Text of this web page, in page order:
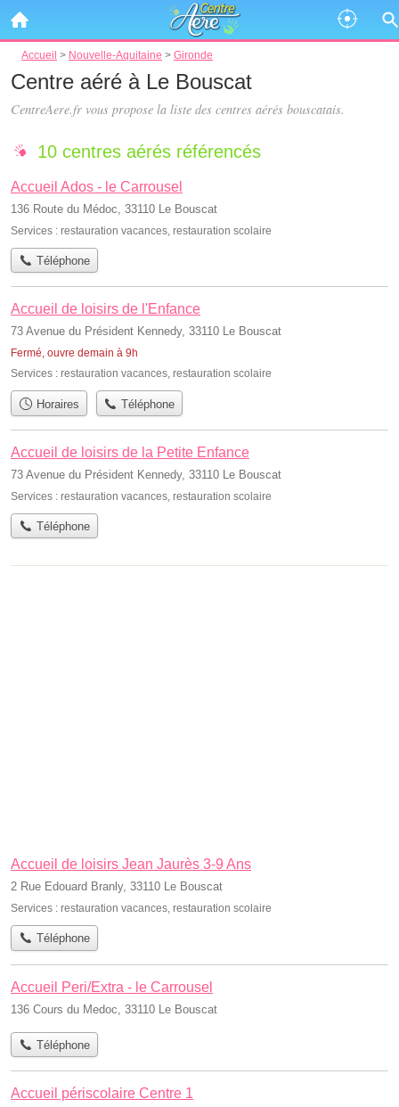
Accueil > Nouvelle-Aquitaine > Gironde
Centre aéré à Le Bouscat
CentreAere.fr vous propose la liste des centres aérés bouscatais.
10 centres aérés référencés
Accueil Ados - le Carrousel
136 Route du Médoc, 33110 Le Bouscat
Services : restauration vacances, restauration scolaire
Téléphone
Accueil de loisirs de l'Enfance
73 Avenue du Président Kennedy, 33110 Le Bouscat
Fermé, ouvre demain à 9h
Services : restauration vacances, restauration scolaire
Horaires Téléphone
Accueil de loisirs de la Petite Enfance
73 Avenue du Président Kennedy, 33110 Le Bouscat
Services : restauration vacances restauration scolaire
Téléphone
Accueil de loisirs Jean Jaurès 3-9 Ans
2 Rue Edouard Branly, 33110 Le Bouscat
Services : restauration vacances, restauration scolaire
Téléphone
Accueil Peri/Extra - le Carrousel
136 Cours du Medoc, 33110 Le Bouscat
Téléphone
Accueil périscolaire Centre 1